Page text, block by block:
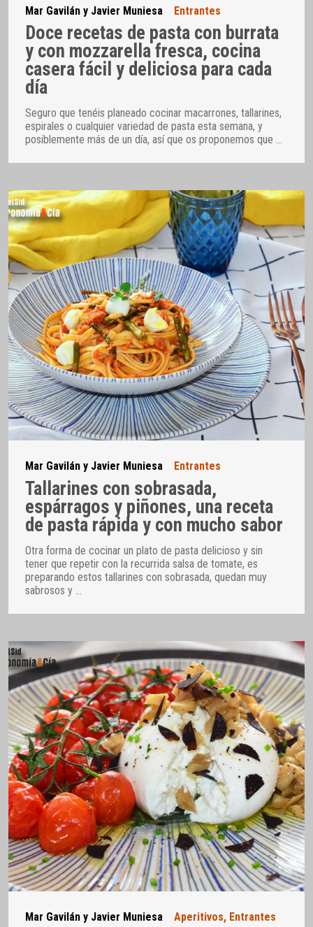
Mar Gavilán y Javier Muniesa Entrantes
Doce recetas de pasta con burrata
y con mozzarella fresca, cocina
casera fácil y deliciosa para cada
día
Seguro que tenéis planeado cocinar macarrones, tallarines,
espirales o cualquier variedad de pasta esta semana, y
posiblemente más de un día, así que os proponemos que …
Mar Gavilán y Javier Muniesa Entrantes
Tallarines con sobrasada,
espárragos y piñones, una receta
de pasta rápida y con mucho sabor
Otra forma de cocinar un plato de pasta delicioso y sin
tener que repetir con la recurrida salsa de tomate, es
preparando estos tallarines con sobrasada, quedan muy
sabrosos y …
Mar Gavilán y Javier Muniesa Aperitivos, Entrantes